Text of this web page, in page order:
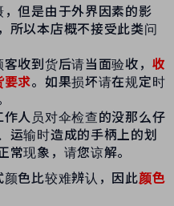
但是由于外界因素的影
所以本店概不接受此类问
收到货后请当面验收， 收
要求。如果损坏请在规定时
人员对伞检查的没那么仔
运输时造成的手柄上的划
现象，请您谅解。
色比较难辨认，因此颜色